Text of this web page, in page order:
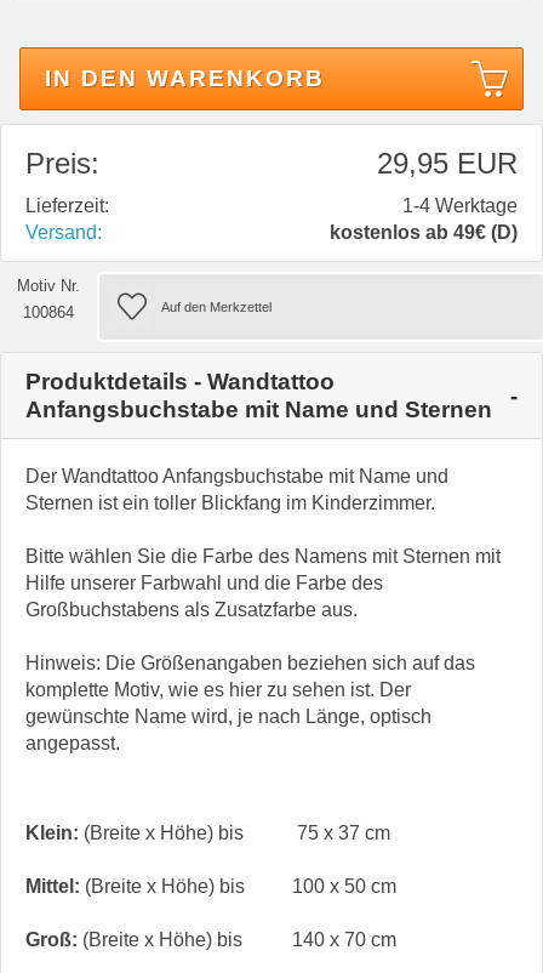
IN DEN WARENKORB
Preis: 29,95 EUR
Lieferzeit:
1-4 Werktage
Versand:
kostenlos ab 49€ (D)
Motiv Nr.
100864
Produktdetails - Wandtattoo
Anfangsbuchstabe mit Name und Sternen
Der Wandtattoo Anfangsbuchstabe mit Name und
Sternen ist ein toller Blickfang im Kinderzimmer.
Bitte wählen Sie die Farbe des Namens mit Sternen mit
Hilfe unserer Farbwahl und die Farbe des
Großbuchstabens als Zusatzfarbe aus.
Hinweis: Die Größenangaben beziehen sich auf das
komplette Motiv, wie es hier zu sehen ist. Der
gewünschte Name wird, je nach Länge, optisch
angepasst.
Klein: (Breite x Höhe) bis 75 x 37 cm
Mittel: (Breite x Höhe) bis 100 x 50 cm
Groß: (Breite x Höhe) bis 140 x 70 cm